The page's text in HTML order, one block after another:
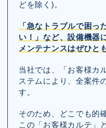
どを除く)。
「急なトラブルで困っ
い！」など、設備機器
メンテナンスはぜひと
当社では、「お客様カ
ステムにより、全案件
す。
そのため、どこでも的
この「お客様カルテ」